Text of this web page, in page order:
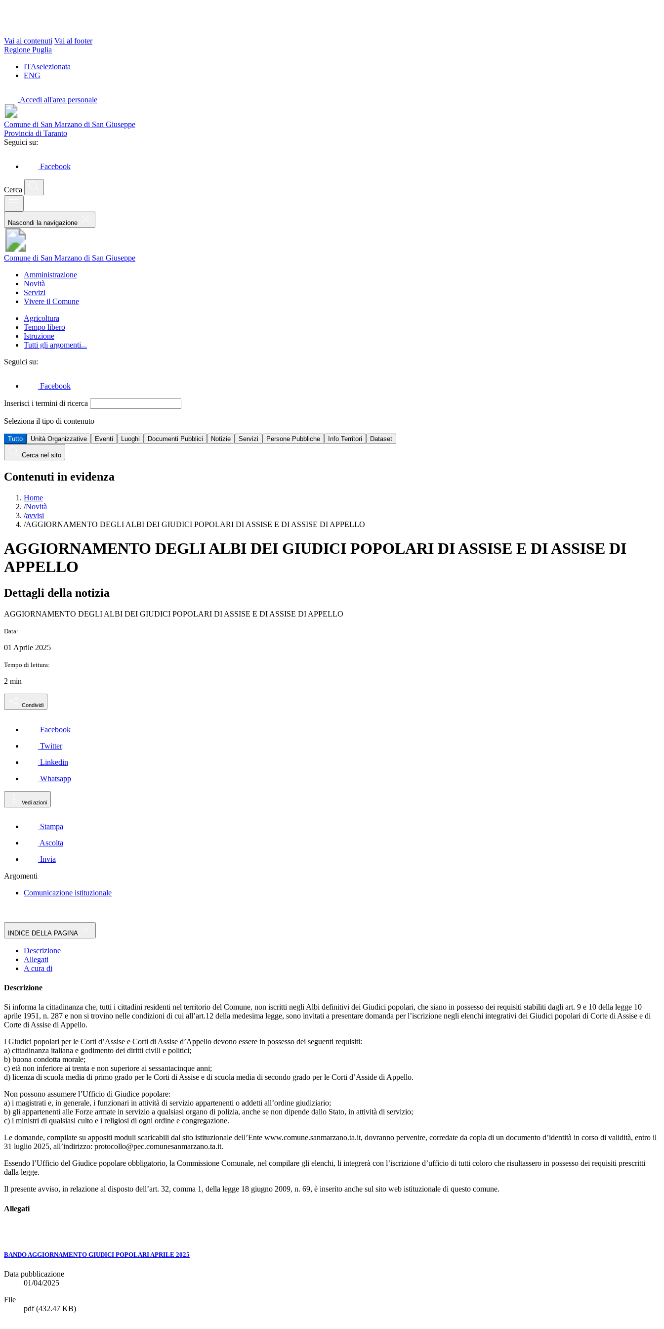
Vai ai contenuti Vai al footer
Regione Puglia
ITAselezionata
ENG
Accedi all'area personale
Comune di San Marzano di San Giuseppe
Provincia di Taranto
Seguici su:
Facebook
Cerca
Nascondi la navigazione
Comune di San Marzano di San Giuseppe
Amministrazione
Novità
Servizi
Vivere il Comune
Agricoltura
Tempo libero
Istruzione
Tutti gli argomenti...
Seguici su:
Facebook
Inserisci i termini di ricerca
Seleziona il tipo di contenuto
Tutto Unità Organizzative Eventi Luoghi Documenti Pubblici Notizie Servizi Persone Pubbliche Info Territori Dataset
Cerca nel sito
Contenuti in evidenza
Home
/Novità
/avvisi
/AGGIORNAMENTO DEGLI ALBI DEI GIUDICI POPOLARI DI ASSISE E DI ASSISE DI APPELLO
AGGIORNAMENTO DEGLI ALBI DEI GIUDICI POPOLARI DI ASSISE E DI ASSISE DI
APPELLO
Dettagli della notizia
AGGIORNAMENTO DEGLI ALBI DEI GIUDICI POPOLARI DI ASSISE E DI ASSISE DI APPELLO
Data:
01 Aprile 2025
Tempo di lettura:
2 min
Condividi
Facebook
Twitter
Linkedin
Whatsapp
Vedi azioni
Stampa
Ascolta
Invia
Argomenti
Comunicazione istituzionale
INDICE DELLA PAGINA
Descrizione
Allegati
A cura di
Descrizione
Si informa la cittadinanza che, tutti i cittadini residenti nel territorio del Comune, non iscritti negli Albi definitivi dei Giudici popolari, che siano in possesso dei requisiti stabiliti dagli art. 9 e 10 della legge 10
aprile 1951, n. 287 e non si trovino nelle condizioni di cui all’art.12 della medesima legge, sono invitati a presentare domanda per l’iscrizione negli elenchi integrativi dei Giudici popolari di Corte di Assise e di
Corte di Assise di Appello.
I Giudici popolari per le Corti d’Assise e Corti di Assise d’Appello devono essere in possesso dei seguenti requisiti:
a) cittadinanza italiana e godimento dei diritti civili e politici;
b) buona condotta morale;
c) età non inferiore ai trenta e non superiore ai sessantacinque anni;
d) licenza di scuola media di primo grado per le Corti di Assise e di scuola media di secondo grado per le Corti d’Asside di Appello.
Non possono assumere l’Ufficio di Giudice popolare:
a) i magistrati e, in generale, i funzionari in attività di servizio appartenenti o addetti all’ordine giudiziario;
b) gli appartenenti alle Forze armate in servizio a qualsiasi organo di polizia, anche se non dipende dallo Stato, in attività di servizio;
c) i ministri di qualsiasi culto e i religiosi di ogni ordine e congregazione.
Le domande, compilate su appositi moduli scaricabili dal sito istituzionale dell’Ente www.comune.sanmarzano.ta.it, dovranno pervenire, corredate da copia di un documento d’identità in corso di validità, entro il
31 luglio 2025, all’indirizzo: protocollo@pec.comunesanmarzano.ta.it.
Essendo l’Ufficio del Giudice popolare obbligatorio, la Commissione Comunale, nel compilare gli elenchi, li integrerà con l’iscrizione d’ufficio di tutti coloro che risultassero in possesso dei requisiti prescritti
dalla legge.
Il presente avviso, in relazione al disposto dell’art. 32, comma 1, della legge 18 giugno 2009, n. 69, è inserito anche sul sito web istituzionale di questo comune.
Allegati
BANDO AGGIORNAMENTO GIUDICI POPOLARI APRILE 2025
Data pubblicazione
01/04/2025
File
pdf(432.47 KB)